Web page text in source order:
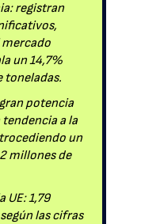
registran
un 14,7%
toneladas.
potencia
a la
un
millones de
UE: 1,79
las cifras